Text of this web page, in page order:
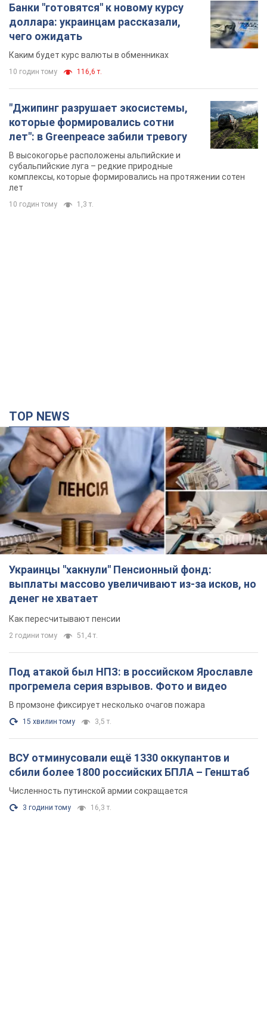
Банки "готовятся" к новому курсу
доллара: украинцам рассказали,
чего ожидать
Каким будет курс валюты в обменниках
10 годин тому 116,6 т.
"Джипинг разрушает экосистемы,
которые формировались сотни
лет": в Greenpeace забили тревогу
В высокогорье расположены альпийские и
субальпийские луга – редкие природные
комплексы, которые формировались на протяжении сотен
лет
10 годин тому 1,3 т.
TOP NEWS
Украинцы "хакнули" Пенсионный фонд:
выплаты массово увеличивают из-за исков, но
денег не хватает
Как пересчитывают пенсии
2 години тому 51,4 т.
Под атакой был НПЗ: в российском Ярославле
прогремела серия взрывов. Фото и видео
В промзоне фиксирует несколько очагов пожара
15 хвилин тому 3,5 т.
ВСУ отминусовали ещё 1330 оккупантов и
сбили более 1800 российских БПЛА – Генштаб
Численность путинской армии сокращается
3 години тому 16,3 т.